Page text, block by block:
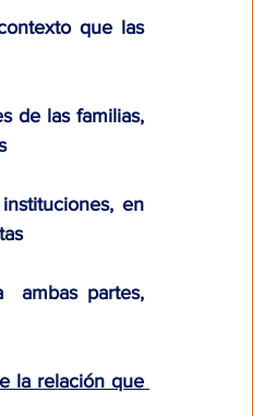
que las
de las familias,
en
ambas partes,
la relación que